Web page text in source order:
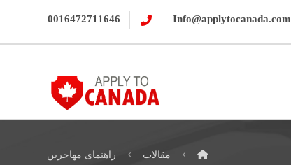
0016472711646 Info@applytocanada.com
مقالات راهنمای مهاجرین